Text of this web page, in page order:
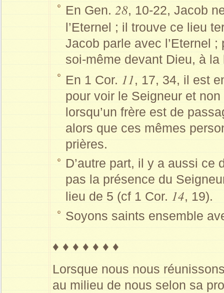
En Gen. 28, 10-22, Jacob
l’Eternel ; il trouve ce lieu
Jacob parle avec l’Eternel
soi-même devant Dieu, à
En 1 Cor. 11, 17, 34, il est
pour voir le Seigneur et
lorsqu’un frère est de
alors que ces mêmes
prières.
D’autre part, il y a aussi ce
pas la présence du
lieu de 5 (cf 1 Cor. 14, 19).
Soyons saints ensemble
♦ ♦ ♦ ♦ ♦ ♦ ♦
Lorsque nous nous
au milieu de nous selon sa